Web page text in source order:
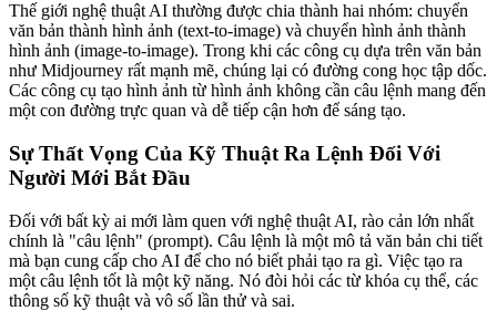
Thế giới nghệ thuật AI thường được chia thành hai nhóm: chuyển
văn bản thành hình ảnh (text-to-image) và chuyển hình ảnh thành
hình ảnh (image-to-image). Trong khi các công cụ dựa trên văn bản
như Midjourney rất mạnh mẽ, chúng lại có đường cong học tập dốc.
Các công cụ tạo hình ảnh từ hình ảnh không cần câu lệnh mang đến
một con đường trực quan và dễ tiếp cận hơn để sáng tạo.
Sự Thất Vọng Của Kỹ Thuật Ra Lệnh Đối Với
Người Mới Bắt Đầu
Đối với bất kỳ ai mới làm quen với nghệ thuật AI, rào cản lớn nhất
chính là "câu lệnh" (prompt). Câu lệnh là một mô tả văn bản chi tiết
mà bạn cung cấp cho AI để cho nó biết phải tạo ra gì. Việc tạo ra
một câu lệnh tốt là một kỹ năng. Nó đòi hỏi các từ khóa cụ thể, các
thông số kỹ thuật và vô số lần thử và sai.